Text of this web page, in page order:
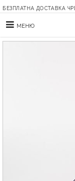
БЕЗПЛАТНА ДОСТАВКА
МЕНЮ